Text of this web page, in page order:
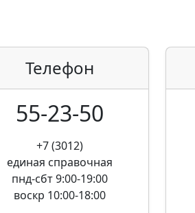
Телефон
55-23-50
+7 (3012)
единая справочная
пнд-сбт 9:00-19:00
воскр 10:00-18:00